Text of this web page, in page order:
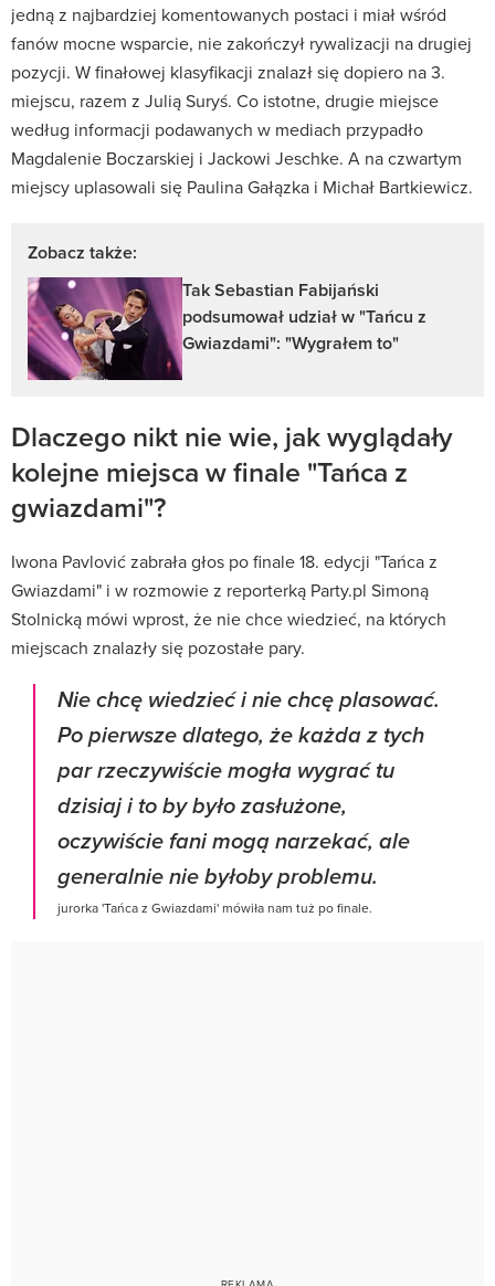
jedną z najbardziej komentowanych postaci i miał wśród
fanów mocne wsparcie, nie zakończył rywalizacji na drugiej
pozycji. W finałowej klasyfikacji znalazł się dopiero na 3.
miejscu, razem z Julią Suryś. Co istotne, drugie miejsce
według informacji podawanych w mediach przypadło
Magdalenie Boczarskiej i Jackowi Jeschke. A na czwartym
miejscy uplasowali się Paulina Gałązka i Michał Bartkiewicz.
Zobacz także:
Tak Sebastian Fabijański
podsumował udział w "Tańcu z
Gwiazdami": "Wygrałem to"
Dlaczego nikt nie wie, jak wyglądały
kolejne miejsca w finale "Tańca z
gwiazdami"?
Iwona Pavlović zabrała głos po finale 18. edycji "Tańca z
Gwiazdami" i w rozmowie z reporterką Party.pl Simoną
Stolnicką mówi wprost, że nie chce wiedzieć, na których
miejscach znalazły się pozostałe pary.
Nie chcę wiedzieć i nie chcę plasować.
Po pierwsze dlatego, że każda z tych
par rzeczywiście mogła wygrać tu
dzisiaj i to by było zasłużone,
oczywiście fani mogą narzekać, ale
generalnie nie byłoby problemu.
jurorka 'Tańca z Gwiazdami' mówiła nam tuż po finale.